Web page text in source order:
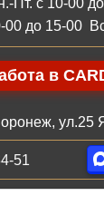
Пт. с 10-00
00 до 15-00
в
ул.25
51